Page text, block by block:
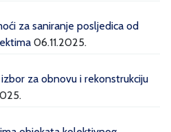
za saniranje posljedica od
06.11.2025.
za obnovu i rekonstrukciju